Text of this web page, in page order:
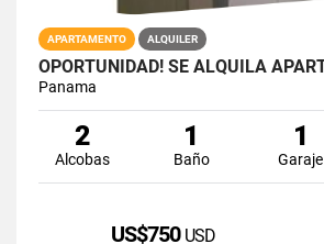
APARTAMENTO ALQUILER
Panama
2
Alcobas
1
Baño
1
Garaje
US$750 USD